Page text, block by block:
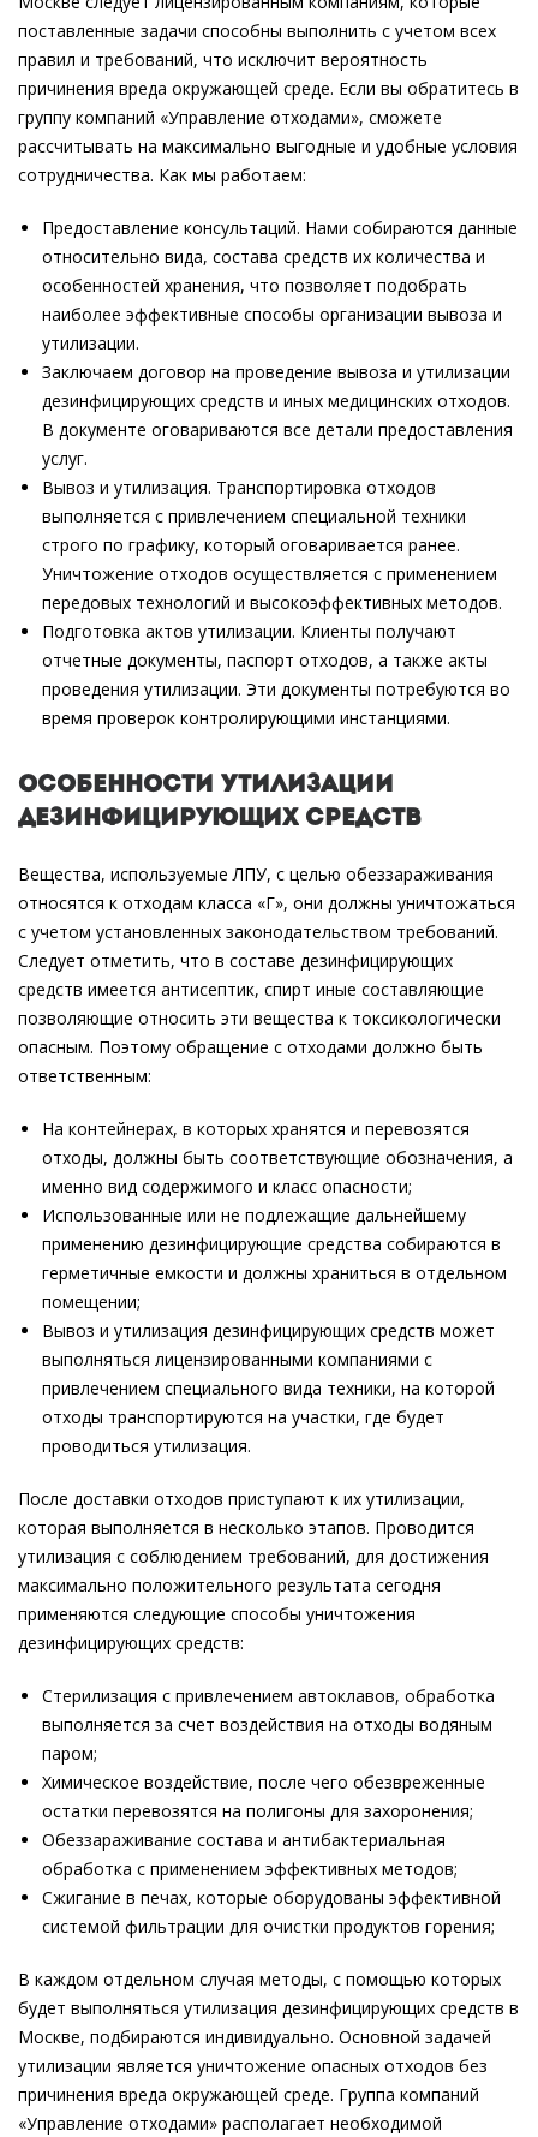
поставленные задачи способны выполнить с учетом всех
правил и требований, что исключит вероятность
причинения вреда окружающей среде. Если вы обратитесь в
группу компаний «Управление отходами», сможете
рассчитывать на максимально выгодные и удобные условия
сотрудничества. Как мы работаем:
Предоставление консультаций. Нами собираются данные
относительно вида, состава средств их количества и
особенностей хранения, что позволяет подобрать
наиболее эффективные способы организации вывоза и
утилизации.
Заключаем договор на проведение вывоза и утилизации
дезинфицирующих средств и иных медицинских отходов.
В документе оговариваются все детали предоставления
услуг.
Вывоз и утилизация. Транспортировка отходов
выполняется с привлечением специальной техники
строго по графику, который оговаривается ранее.
Уничтожение отходов осуществляется с применением
передовых технологий и высокоэффективных методов.
Подготовка актов утилизации. Клиенты получают
отчетные документы, паспорт отходов, а также акты
проведения утилизации. Эти документы потребуются во
время проверок контролирующими инстанциями.
Особенности утилизации
дезинфицирующих средств
Вещества, используемые ЛПУ, с целью обеззараживания
относятся к отходам класса «Г», они должны уничтожаться
с учетом установленных законодательством требований.
Следует отметить, что в составе дезинфицирующих
средств имеется антисептик, спирт иные составляющие
позволяющие относить эти вещества к токсикологически
опасным. Поэтому обращение с отходами должно быть
ответственным:
На контейнерах, в которых хранятся и перевозятся
отходы, должны быть соответствующие обозначения, а
именно вид содержимого и класс опасности;
Использованные или не подлежащие дальнейшему
применению дезинфицирующие средства собираются в
герметичные емкости и должны храниться в отдельном
помещении;
Вывоз и утилизация дезинфицирующих средств может
выполняться лицензированными компаниями с
привлечением специального вида техники, на которой
отходы транспортируются на участки, где будет
проводиться утилизация.
После доставки отходов приступают к их утилизации,
которая выполняется в несколько этапов. Проводится
утилизация с соблюдением требований, для достижения
максимально положительного результата сегодня
применяются следующие способы уничтожения
дезинфицирующих средств:
Стерилизация с привлечением автоклавов, обработка
выполняется за счет воздействия на отходы водяным
паром;
Химическое воздействие, после чего обезвреженные
остатки перевозятся на полигоны для захоронения;
Обеззараживание состава и антибактериальная
обработка с применением эффективных методов;
Сжигание в печах, которые оборудованы эффективной
системой фильтрации для очистки продуктов горения;
В каждом отдельном случая методы, с помощью которых
будет выполняться утилизация дезинфицирующих средств в
Москве, подбираются индивидуально. Основной задачей
утилизации является уничтожение опасных отходов без
причинения вреда окружающей среде. Группа компаний
«Управление отходами» располагает необходимой